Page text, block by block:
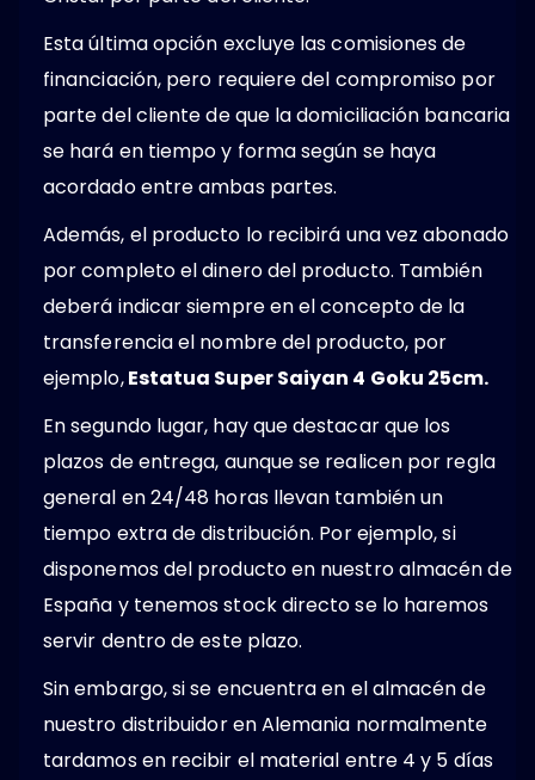
Esta última opción excluye las comisiones de
financiación, pero requiere del compromiso por
parte del cliente de que la domiciliación bancaria
se hará en tiempo y forma según se haya
acordado entre ambas partes.
Además, el producto lo recibirá una vez abonado
por completo el dinero del producto. También
deberá indicar siempre en el concepto de la
transferencia el nombre del producto, por
ejemplo,Estatua Super Saiyan 4 Goku 25cm.
En segundo lugar, hay que destacar que los
plazos de entrega, aunque se realicen por regla
general en 24/48 horas llevan también un
tiempo extra de distribución. Por ejemplo, si
disponemos del producto en nuestro almacén de
España y tenemos stock directo se lo haremos
servir dentro de este plazo.
Sin embargo, si se encuentra en el almacén de
nuestro distribuidor en Alemania normalmente
tardamos en recibir el material entre 4 y 5 días